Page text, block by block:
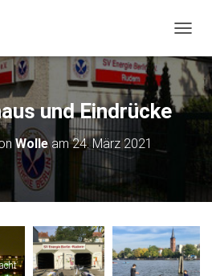
A
V
I
G
S
C
H
A
und Eindrücke
Wolleam24. März 2021